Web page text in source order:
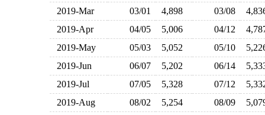
2019-Mar
03/01 4,898 03/08
2019-Apr
04/05 5,006 04/12
2019-May
05/03 5,052 05/10
2019-Jun
06/07 5,202 06/14
2019-Jul
07/05 5,328 07/12
2019-Aug
08/02 5,254 08/09